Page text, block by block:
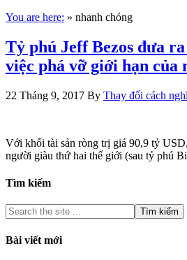
You are here: » nhanh chóng
Tỷ phú Jeff Bezos đưa
việc phá vỡ giới hạn của
22 Tháng 9, 2017 By Thay đổi cách
Với khối tài sản ròng trị giá 90,9 tỷ
người giàu thứ hai thế giới (sau tỷ phú
Tìm kiếm
Bài viết mới